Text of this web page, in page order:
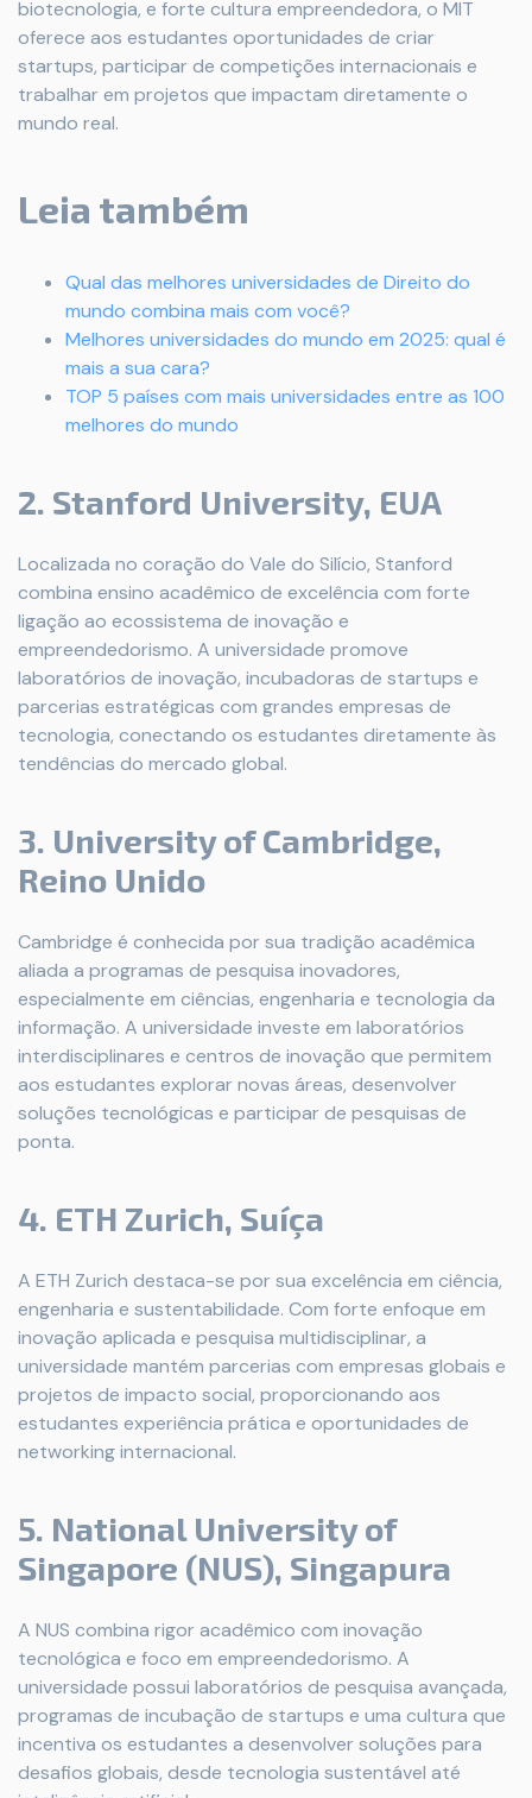
biotecnologia, e forte cultura empreendedora, o MIT
oferece aos estudantes oportunidades de criar
startups, participar de competições internacionais e
trabalhar em projetos que impactam diretamente o
mundo real.
Leia também
Qual das melhores universidades de Direito do
mundo combina mais com você?
Melhores universidades do mundo em 2025: qual é
mais a sua cara?
TOP 5 países com mais universidades entre as 100
melhores do mundo
2. Stanford University, EUA
Localizada no coração do Vale do Silício, Stanford
combina ensino acadêmico de excelência com forte
ligação ao ecossistema de inovação e
empreendedorismo. A universidade promove
laboratórios de inovação, incubadoras de startups e
parcerias estratégicas com grandes empresas de
tecnologia, conectando os estudantes diretamente às
tendências do mercado global.
3. University of Cambridge,
Reino Unido
Cambridge é conhecida por sua tradição acadêmica
aliada a programas de pesquisa inovadores,
especialmente em ciências, engenharia e tecnologia da
informação. A universidade investe em laboratórios
interdisciplinares e centros de inovação que permitem
aos estudantes explorar novas áreas, desenvolver
soluções tecnológicas e participar de pesquisas de
ponta.
4. ETH Zurich, Suíça
A ETH Zurich destaca-se por sua excelência em ciência,
engenharia e sustentabilidade. Com forte enfoque em
inovação aplicada e pesquisa multidisciplinar, a
universidade mantém parcerias com empresas globais e
projetos de impacto social, proporcionando aos
estudantes experiência prática e oportunidades de
networking internacional.
5. National University of
Singapore (NUS), Singapura
A NUS combina rigor acadêmico com inovação
tecnológica e foco em empreendedorismo. A
universidade possui laboratórios de pesquisa avançada,
programas de incubação de startups e uma cultura que
incentiva os estudantes a desenvolver soluções para
desafios globais, desde tecnologia sustentável até